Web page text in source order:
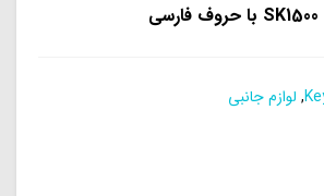
, لوازم جانبی